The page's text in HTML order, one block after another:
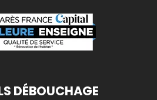
DÉBOUCHAGE